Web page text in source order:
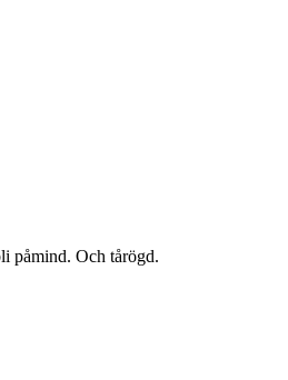
påmind. Och tårögd.